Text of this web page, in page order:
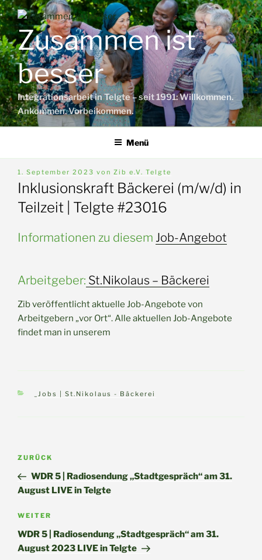
Zum
Inhalt
springenZusammen ist
besser
Integrationsarbeit in Telgte – seit 1991: Willkommen.
Ankommen. Vorbeikommen.
Menü
Veröffentlicht
am
1. September 2023 von Zib e.V. Telgte
Inklusionskraft Bäckerei (m/w/d) in
Teilzeit | Telgte #23016
Informationen zu diesem Job-Angebot
Arbeitgeber: St.Nikolaus – Bäckerei
Zib veröffentlicht aktuelle Job-Angebote von
Arbeitgebern „vor Ort“. Alle aktuellen Job-Angebote
findet man in unserem
Kategorien
_Jobs | St.Nikolaus - Bäckerei
Beitragsnavigation
Vorheriger
Beitrag
ZURÜCK
WDR 5 | Radiosendung „Stadtgespräch“ am 31.
August LIVE in Telgte
Nächster
Beitrag
WEITER
WDR 5 | Radiosendung „Stadtgespräch“ am 31.
August 2023 LIVE in Telgte